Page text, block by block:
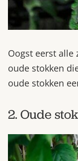
Oogst eerst
oude stokken
oude stokken
2. Oude